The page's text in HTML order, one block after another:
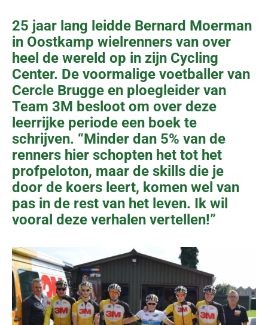
25 jaar lang leidde Bernard Moerman
in Oostkamp wielrenners van over
heel de wereld op in zijn Cycling
Center. De voormalige voetballer van
Cercle Brugge en ploegleider van
Team 3M besloot om over deze
leerrijke periode een boek te
schrijven. “Minder dan 5% van de
renners hier schopten het tot het
profpeloton, maar de skills die je
door de koers leert, komen wel van
pas in de rest van het leven. Ik wil
vooral deze verhalen vertellen!”